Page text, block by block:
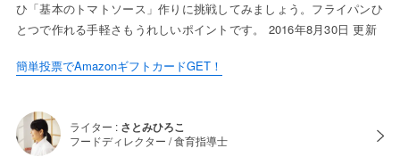
ひ「基本のトマトソース」作りに挑戦してみましょう。フライパンひ
とつで作れる手軽さもうれしいポイントです。 2016年8月30日 更新
簡単投票でAmazonギフトカードGET！
ライター : さとみひろこ
フードディレクター / 食育指導士